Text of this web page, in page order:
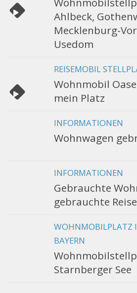
Ahlbeck,
Mecklenburg-
Usedom
REISEMOBIL
Wohnmobil
mein Platz
INFORMATIONEN
Wohnwagen
INFORMATIONEN
Gebrauchte
gebrauchte
WOHNMOBILPLATZ
BAYERN
Starnberger See